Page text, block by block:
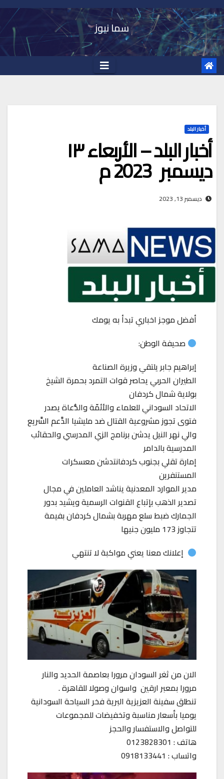
Skip
to
content
سما نيوز
أخبار البلد
ديسمبر 2023 م
ديسمبر 13, 2023
أفضل موجز اخباري تبدأ به يومك
صحيفة الوطن:
إبراهيم جابر يلتقي وزيرة الصناعة
الطيران الحربي يحاصر قوات التمرد بحمرة الشيخ
بولاية شمال كردفان
الاتحاد السوداني للعلماء والأئمّة والدُّعاة يصدر
فتوى تجوز مشروعية القتال ضد مليشيا الدَّعم السَّريع
والي نهر النيل يدشن برنامج الزي المدرسي والحقائب
المدرسية بالدامر
إمارة تقلي بجنوب كردفانتدشن معسكرات
المستنفرين
مدير الموارد المعدنية يناشد العاملين في مجال
تصدير الذهب بإتباع القنوات الرسمية ويشيد بدور
الجمارك ضبط سلع مهربة بشمال كردفان بفيمة
تتجاوز 173 مليون جنيها
إعلانك معنا يعني مواكبة لا تنتهي
الان من ثغر السودان مرورا بعاصمة الحديد والنار
مرورا بمعبر ارقين واسوان وصولا للقاهرة .
تنطلق سفينة العزيزية البرية فخر السياحة السودانية
يوميا بأسعار مناسبة وتخفيضات للمجموعات
للتواصل والاستفسار والحجز
هاتف : 0123828301
واتساب : 0918133441